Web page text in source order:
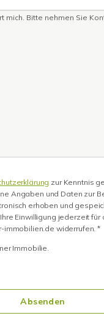
zur Kenntnis
Angaben und Daten zur
erhoben und
Einwilligung jederzeit für
immobilien.de widerrufen. *
Immobilie.
Absenden